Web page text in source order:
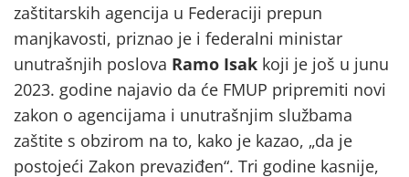
zaštitarskih agencija u Federaciji prepun
manjkavosti, priznao je i federalni ministar
unutrašnjih poslova Ramo Isak koji je još u junu
2023. godine najavio da će FMUP pripremiti novi
zakon o agencijama i unutrašnjim službama
zaštite s obzirom na to, kako je kazao, „da je
postojeći Zakon prevaziđen“. Tri godine kasnije,